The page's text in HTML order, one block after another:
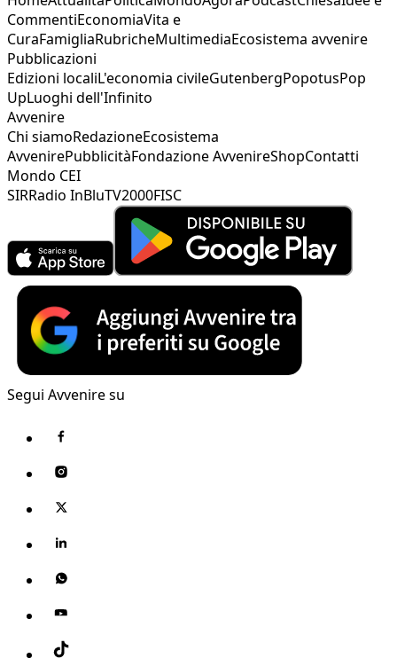
CommentiEconomiaVita e
CuraFamigliaRubricheMultimediaEcosistema avvenire
Pubblicazioni
Edizioni localiL'economia civileGutenbergPopotusPop
UpLuoghi dell'Infinito
Avvenire
Chi siamoRedazioneEcosistema
AvvenirePubblicitàFondazione AvvenireShopContatti
Mondo CEI
SIRRadio InBluTV2000FISC
Segui Avvenire su